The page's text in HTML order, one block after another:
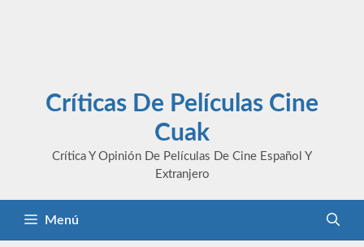
Críticas De Películas Cine
Cuak
Crítica Y Opinión De Películas De Cine Español Y
Extranjero
Menú